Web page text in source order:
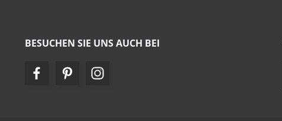
BESUCHEN SIE UNS AUCH BEI